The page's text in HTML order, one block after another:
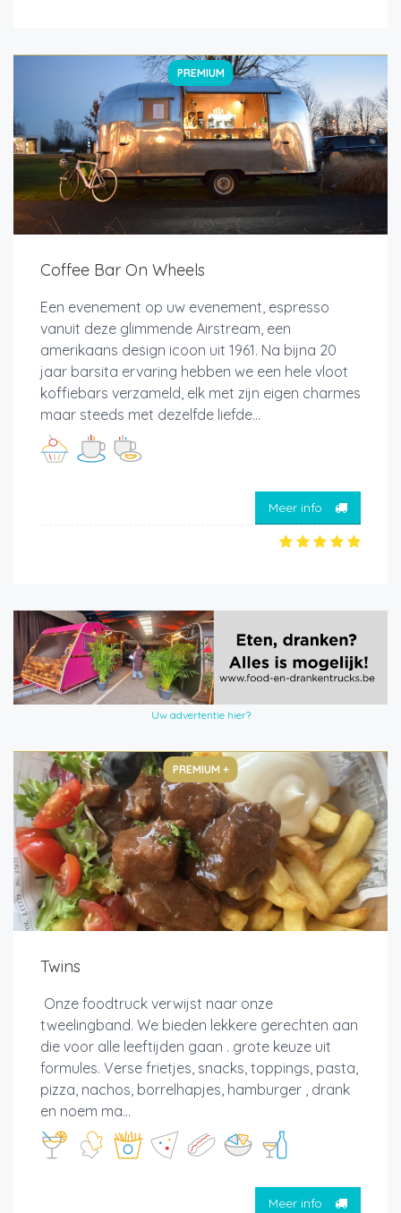
PREMIUM
Coffee Bar On Wheels
Een evenement op uw evenement, espresso
vanuit deze glimmende Airstream, een
amerikaans design icoon uit 1961. Na bijna 20
jaar barsita ervaring hebben we een hele vloot
koffiebars verzameld, elk met zijn eigen charmes
maar steeds met dezelfde liefde...
Meer info
Uw advertentie hier?
PREMIUM +
Twins
Onze foodtruck verwijst naar onze
tweelingband. We bieden lekkere gerechten aan
die voor alle leeftijden gaan . grote keuze uit
formules. Verse frietjes, snacks, toppings, pasta,
pizza, nachos, borrelhapjes, hamburger , drank
en noem ma...
Meer info